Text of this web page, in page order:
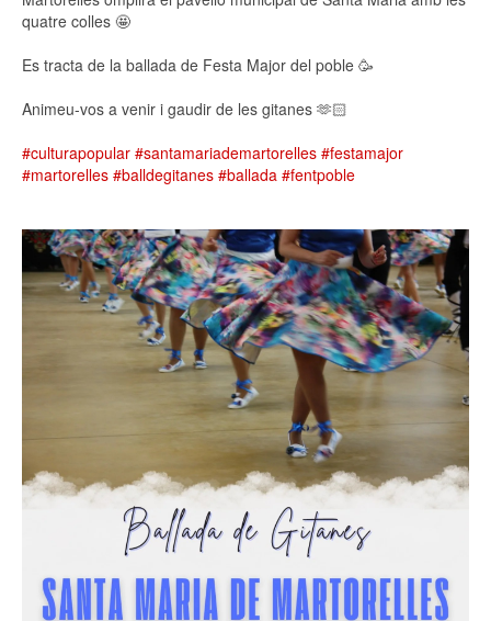
quatre colles 🤩
Es tracta de la ballada de Festa Major del poble 🥳
Animeu-vos a venir i gaudir de les gitanes 🫶🏻
#culturapopular #santamariademartorelles #festamajor
#martorelles #balldegitanes #ballada #fentpoble